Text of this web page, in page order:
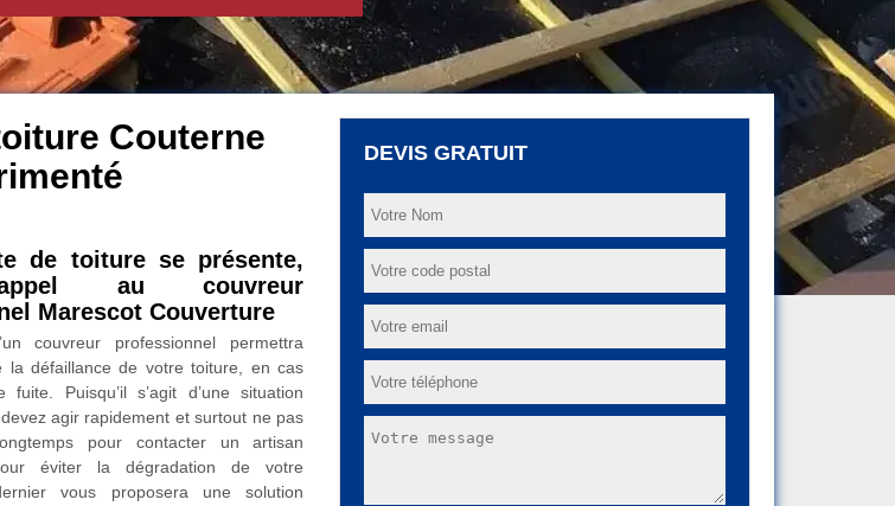
Couterne
de toiture se présente,
au couvreur
Marescot Couverture
couvreur professionnel permettra
la défaillance de votre toiture, en cas
Puisqu’il s’agit d’une situation
agir rapidement et surtout ne pas
pour contacter un artisan
éviter la dégradation de votre
vous proposera une solution
DEVIS GRATUIT